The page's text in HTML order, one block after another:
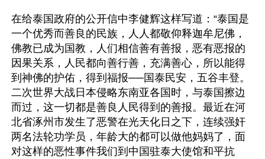
在给泰国政府的公开信中李健辉这样写道：“泰国是
一个优秀而善良的民族，人人都敬仰释迦牟尼佛，
佛教已成为国教，人们相信善有善报，恶有恶报的
因果关系，人民都向善行善，充满善心，所以能得
到神佛的护佑，得到福报──国泰民安，五谷丰登。
二次世界大战日本侵略东南亚各国时，与泰国擦边
而过，这一切都是善良人民得到的善报。最近在河
北省涿州市发生了恶警在光天化日之下，连续强奸
两名法轮功学员，年龄大的都可以做他妈妈了，面
对这样的恶性事件我们到中国驻泰大使馆和平抗